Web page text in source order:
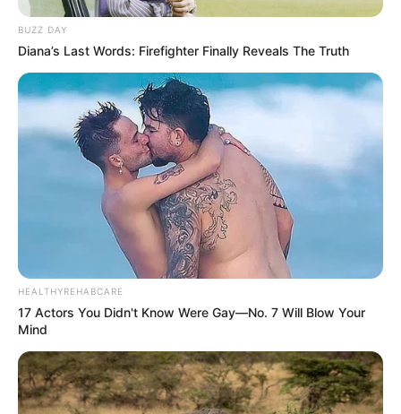
BUZZ DAY
Diana’s Last Words: Firefighter Finally Reveals The Truth
HEALTHYREHABCARE
17 Actors You Didn't Know Were Gay—No. 7 Will Blow Your
Mind